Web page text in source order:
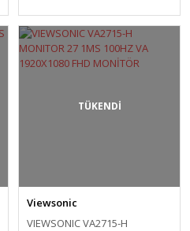
TÜKENDİ
Viewsonic
VIEWSONIC VA2715-H